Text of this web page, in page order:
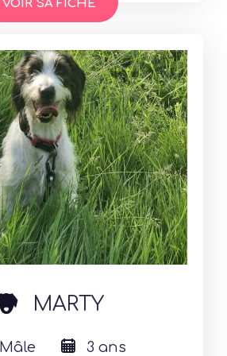
VOIR SA FICHE
MARTY
Mâle 3 ans